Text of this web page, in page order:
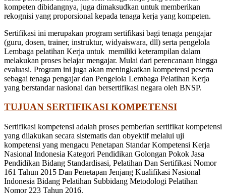
kompeten dibidangnya, juga dimaksudkan untuk memberikan
rekognisi yang proporsional kepada tenaga kerja yang kompeten.
Sertifikasi ini merupakan program sertifikasi bagi tenaga pengajar
(guru, dosen, trainer, instruktur, widyaiswara, dll) serta pengelola
Lembaga pelatihan Kerja untuk memiliki keterampilan dalam
melakukan proses belajar mengajar. Mulai dari perencanaan hingga
evaluasi. Program ini juga akan meningkatkan kompetensi peserta
sebagai tenaga pengajar dan Pengelola Lembaga Pelatihan Kerja
yang berstandar nasional dan bersertifikasi negara oleh BNSP.
TUJUAN SERTIFIKASI KOMPETENSI
Sertifikasi kompetensi adalah proses pemberian sertifikat kompetensi
yang dilakukan secara sistematis dan obyektif melalui uji
kompetensi yang mengacu Penetapan Standar Kompetensi Kerja
Nasional Indonesia Kategori Pendidikan Golongan Pokok Jasa
Pendidikan Bidang Standardisasi, Pelatihan Dan Sertifikasi Nomor
161 Tahun 2015 Dan Penetapan Jenjang Kualifikasi Nasional
Indonesia Bidang Pelatihan Subbidang Metodologi Pelatihan
Nomor 223 Tahun 2016.